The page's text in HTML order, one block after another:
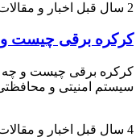
2 سال قبل اخبار و
کرکره برقی چیست و
کرکره برقی چیست و چه
سیستم امنیتی و
4 سال قبل اخبار و